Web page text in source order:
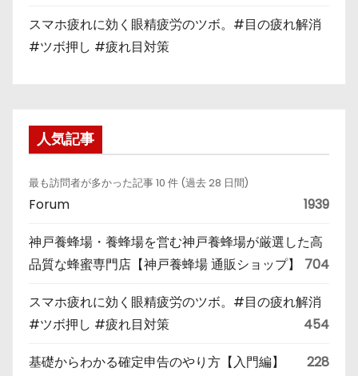
スマホ疲れに効く眼精疲労のツボ。#目の疲れ解消
#ツボ押し #疲れ目対策
人気記事
最も訪問者が多かった記事 10 件 (過去 28 日間)
Forum 1939
神戸養蜂場・養蜂場を営む神戸養蜂場が厳選した高
品質な蜂蜜専門店【神戸養蜂場 通販ショップ】
704
スマホ疲れに効く眼精疲労のツボ。#目の疲れ解消
#ツボ押し #疲れ目対策
454
基礎からわかる確定申告のやり方【入門編】 228